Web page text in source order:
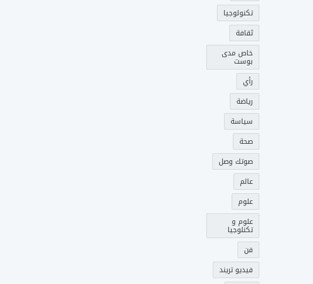
تكنولوجيا
ثقافة
خاص مدى
بوست
رأي
رياضة
سياسة
صحة
صوتك وصل
عالم
علوم
علوم و
تكنلوجيا
فن
فيديو تريند